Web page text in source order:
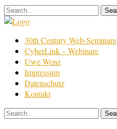
Skip
to
Film
Bearbeitung
30th Century Web-Seminare
CyberLink – Webinare
Uwe Wenz
Impressum
Datenschutz
Kontakt